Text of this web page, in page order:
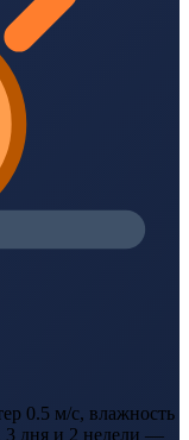
0.5 м/с, влажность
3 дня и 2 недели —